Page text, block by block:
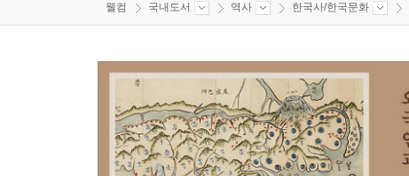
웰컴 국내도서 역사 한국사/한국문화